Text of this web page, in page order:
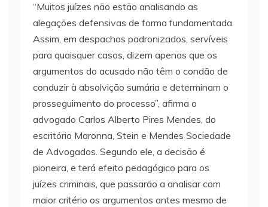
“Muitos juízes não estão analisando as
alegações defensivas de forma fundamentada.
Assim, em despachos padronizados, servíveis
para quaisquer casos, dizem apenas que os
argumentos do acusado não têm o condão de
conduzir à absolvição sumária e determinam o
prosseguimento do processo”, afirma o
advogado Carlos Alberto Pires Mendes, do
escritório Maronna, Stein e Mendes Sociedade
de Advogados. Segundo ele, a decisão é
pioneira, e terá efeito pedagógico para os
juízes criminais, que passarão a analisar com
maior critério os argumentos antes mesmo de